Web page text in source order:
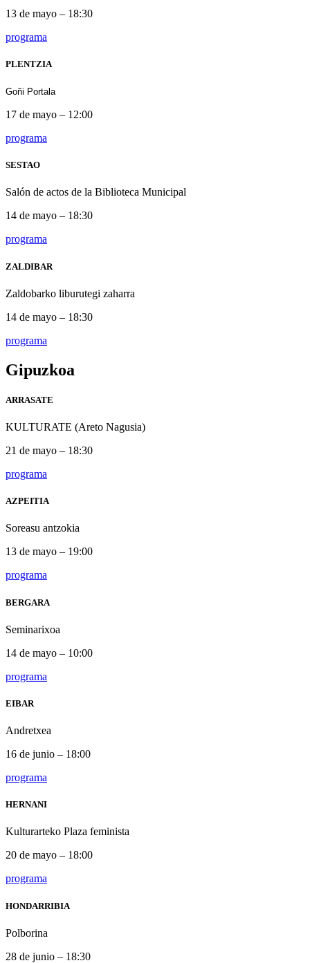
13 de mayo – 18:30
programa
PLENTZIA
Goñi Portala
17 de mayo – 12:00
programa
SESTAO
Salón de actos de la Biblioteca Municipal
14 de mayo – 18:30
programa
ZALDIBAR
Zaldobarko liburutegi zaharra
14 de mayo – 18:30
programa
Gipuzkoa
ARRASATE
KULTURATE (Areto Nagusia)
21 de mayo – 18:30
programa
AZPEITIA
Soreasu antzokia
13 de mayo – 19:00
programa
BERGARA
Seminarixoa
14 de mayo – 10:00
programa
EIBAR
Andretxea
16 de junio – 18:00
programa
HERNANI
Kulturarteko Plaza feminista
20 de mayo – 18:00
programa
HONDARRIBIA
Polborina
28 de junio – 18:30